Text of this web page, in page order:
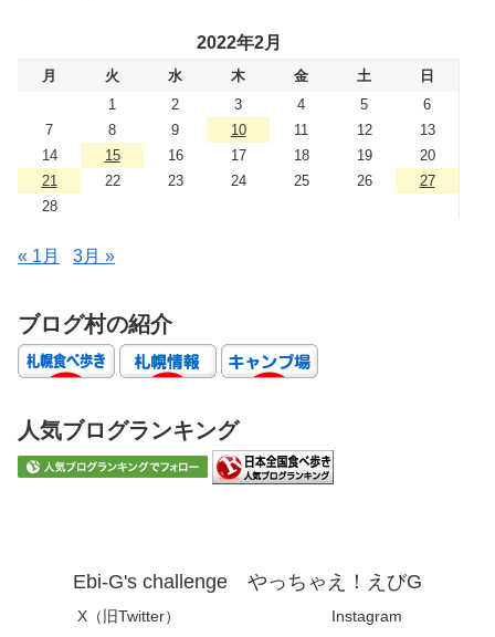
2022年2月
月 火 水 木 金 土
日
1
2 3 4 5
6
7
8 9 10 11 12
13
14
15 16 17 18 19
20
21
22 23 24 25 26
27
28
« 1月 3月 »
ブログ村の紹介
人気ブログランキング
Ebi-G's challenge やっちゃえ！えびG
X（旧Twitter） Instagram